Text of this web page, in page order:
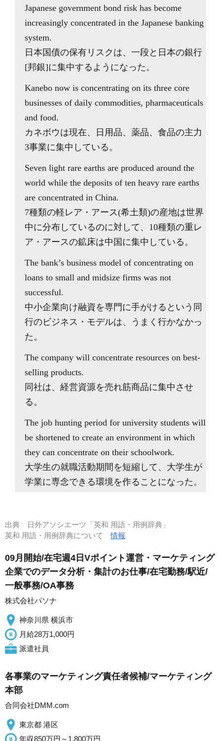
Japanese government bond risk has become
increasingly concentrated in the Japanese banking
system.
日本国債の保有リスクは、一段と日本の銀行
[邦銀]に集中するようになった。
Kanebo now is concentrating on its three core
businesses of daily commodities, pharmaceuticals
and food.
カネボウは現在、日用品、薬品、食品の主力
3事業に集中している。
Seven light rare earths are produced around the
world while the deposits of ten heavy rare earths
are concentrated in China.
7種類の軽レア・アース(希土類)の産地は世界
中に分布しているのに対して、10種類の重レ
ア・アースの鉱床は中国に集中している。
The bank’s business model of concentrating on
loans to small and midsize firms was not
successful.
中小企業向け融資を専門に手がけるという同
行のビジネス・モデルは、うまく行かなかっ
た。
The company will concentrate resources on best-
selling products.
同社は、経営資源を売れ筋商品に集中させ
る。
The job hunting period for university students will
be shortened to create an environment in which
they can concentrate on their schoolwork.
大学生の就職活動期間を短縮して、大学生が
学業に専念できる環境を作ることになった。
出典
日外アソシエーツ「英和 用語・用例辞典」
英和 用語・用例辞典について情報
09月開始/在宅週4日Vポイント運営・マーケティング
企業でのデータ分析・集計のお仕事/在宅勤務/駅近/
一般事務/OA事務
株式会社パソナ
神奈川県 横浜市
月給28万1,000円
派遣社員
各事業のマーケティング責任者候補/マーケティング
本部
合同会社DMM.com
東京都 港区
年収850万円～1,800万円